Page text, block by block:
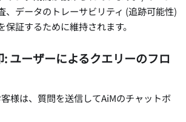
、データのトレーサビリティ (追跡可能性)
保証するために維持されます。
ユーザーによるクエリーのフロ
様は、質問を送信してAiMのチャットボ